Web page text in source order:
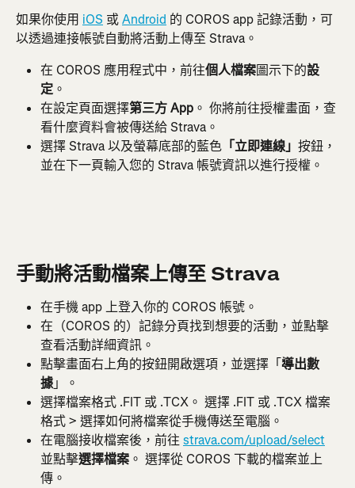
如果你使用 iOS 或 Android 的 COROS app 記錄活動，可
以透過連接帳號自動將活動上傳至 Strava。
在 COROS 應用程式中，前往個人檔案圖示下的設
定 。
在設定頁面選擇第三方 App 。 你將前往授權畫面，查
看什麼資料會被傳送給 Strava。
選擇 Strava 以及螢幕底部的藍色 「立即連線」 按鈕，
並在下一頁輸入您的 Strava 帳號資訊以進行授權。
手動將活動檔案上傳至 Strava
在手機 app 上登入你的 COROS 帳號。
在（COROS 的）記錄分頁找到想要的活動，並點擊
查看活動詳細資訊。
點擊畫面右上角的按鈕開啟選項，並選擇「導出數
據」。
選擇檔案格式 .FIT 或 .TCX。 選擇 .FIT 或 .TCX 檔案
格式 > 選擇如何將檔案從手機傳送至電腦。
在電腦接收檔案後，前往 strava.com/upload/select
並點擊選擇檔案 。 選擇從 COROS 下載的檔案並上
傳。